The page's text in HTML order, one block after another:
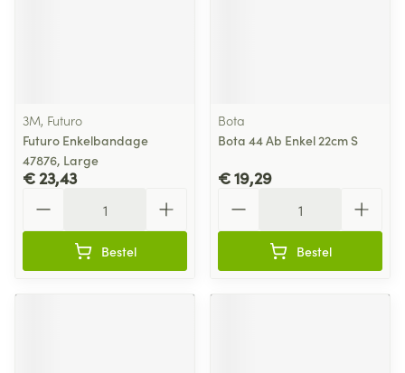
3M, Futuro
Futuro Enkelbandage
47876, Large
€ 23,43
Bestel
Bota
Bota 44 Ab Enkel 22cm S
€ 19,29
Bestel